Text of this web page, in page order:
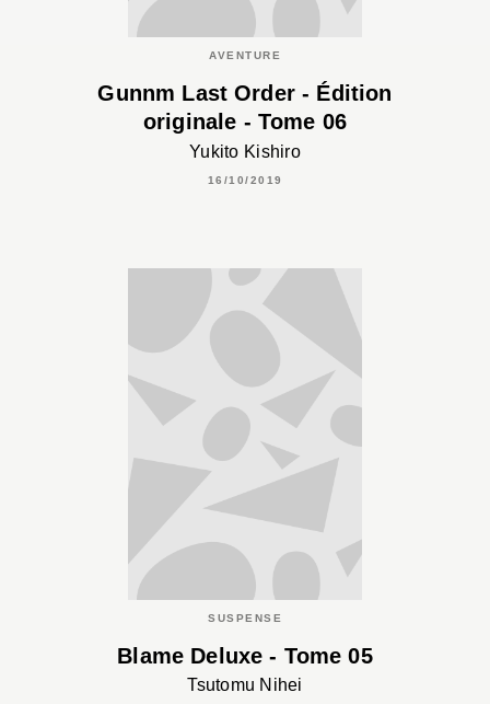
AVENTURE
Gunnm Last Order - Édition
originale - Tome 06
Yukito Kishiro
16/10/2019
SUSPENSE
Blame Deluxe - Tome 05
Tsutomu Nihei